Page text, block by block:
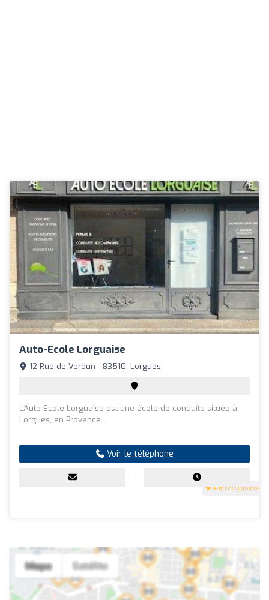
Auto-Ecole Lorguaise
4.8 (19 Opinions)
12 Rue de Verdun - 83510, Lorgues
L'Auto-École Lorguaise est une école de conduite située à
Lorgues, en Provence.
Voir le téléphone